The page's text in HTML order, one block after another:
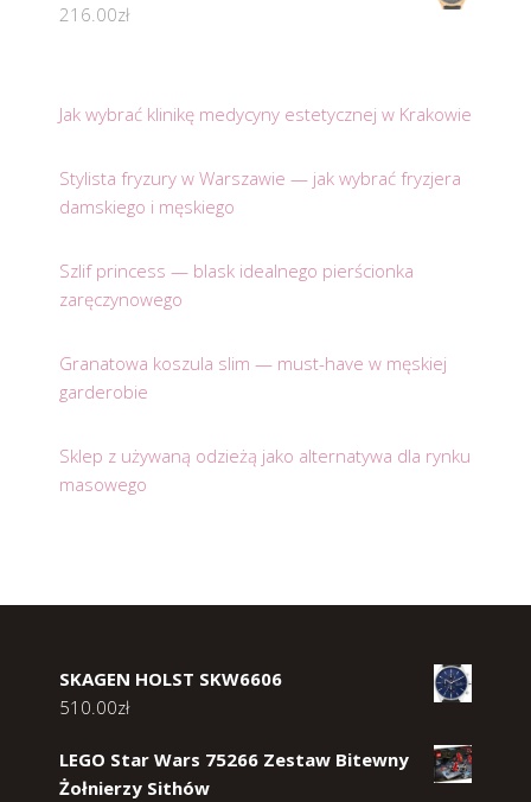
216.00zł
Jak wybrać klinikę medycyny estetycznej w Krakowie
Stylista fryzury w Warszawie — jak wybrać fryzjera
damskiego i męskiego
Szlif princess — blask idealnego pierścionka
zaręczynowego
Granatowa koszula slim — must-have w męskiej
garderobie
Sklep z używaną odzieżą jako alternatywa dla rynku
masowego
SKAGEN HOLST SKW6606
510.00zł
LEGO Star Wars 75266 Zestaw Bitewny
Żołnierzy Sithów